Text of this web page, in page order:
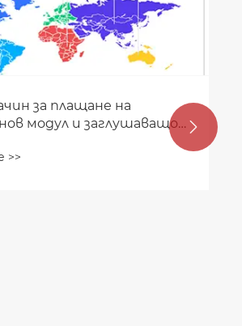
за плащане на
модул и заглушаващо
>>
